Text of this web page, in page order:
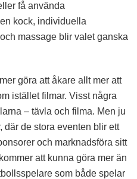
få använda
kock, individuella
massage blir valet ganska
göra att åkare allt mer att
istället filmar. Visst några
– tävla och filma. Men ju
där de stora eventen blir ett
och marknadsföra sitt
att kunna göra mer än
som både spelar